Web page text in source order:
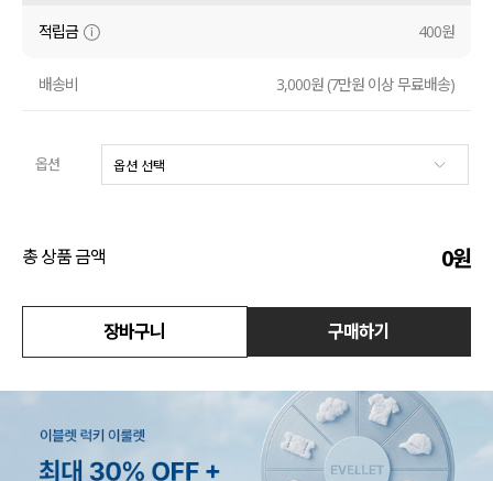
원피스
니트
적립금 400원
배송비 3,000원 (7만원 이상 무료배송)
옵션
총 상품 금액 0원
장바구니 구매하기